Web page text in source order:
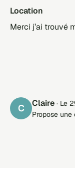
Location
Merci j’ai trouvé
C Claire · Le
Propose